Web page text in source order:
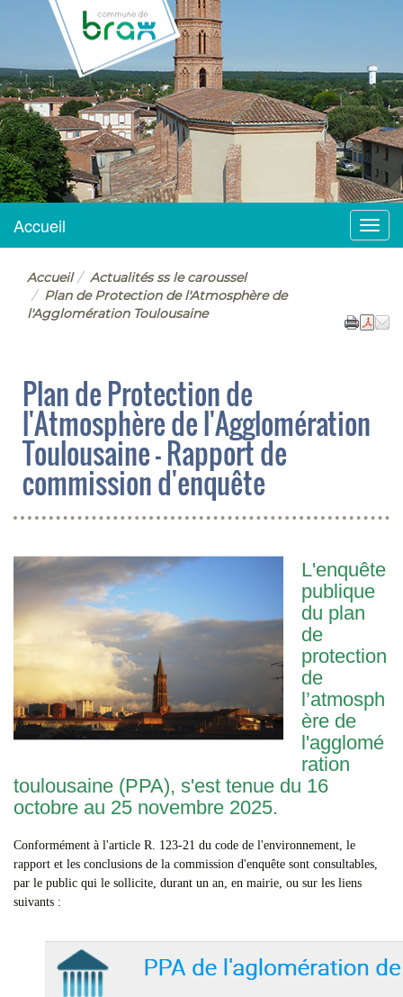
BRAX
Menu
Accueil
Accueil
Actualités ss le caroussel
Plan de Protection de l'Atmosphère de
l'Agglomération Toulousaine
Plan de Protection de
l'Atmosphère de l'Agglomération
Toulousaine - Rapport de
commission d'enquête
L'enquête
publique
du plan
de
protection
de
l’atmosph
ère de
l'agglomé
ration
toulousaine (PPA), s'est tenue du 16
octobre au 25 novembre 2025.
Conformément à l'article R. 123-21 du code de l'environnement, le
rapport et les conclusions de la commission d'enquête sont consultables,
par le public qui le sollicite, durant un an, en mairie, ou sur les liens
suivants :